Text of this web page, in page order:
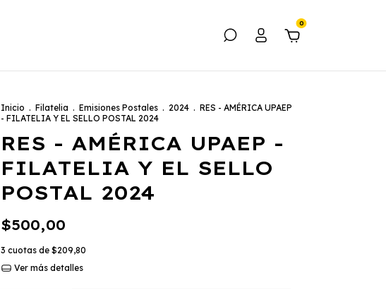
0
Inicio . Filatelia . Emisiones Postales . 2024 . RES - AMÉRICA UPAEP
- FILATELIA Y EL SELLO POSTAL 2024
RES - AMÉRICA UPAEP -
FILATELIA Y EL SELLO
POSTAL 2024
$500,00
3 cuotas de $209,80
Ver más detalles